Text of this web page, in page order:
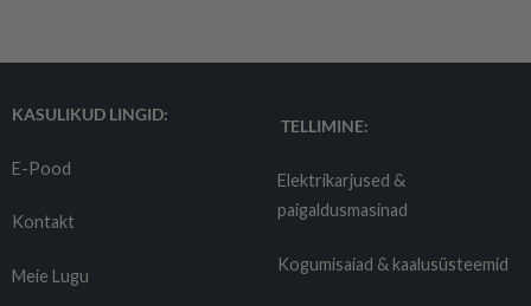
KASULIKUD LINGID:
E-Pood
Kontakt
Meie Lugu
TELLIMINE:
Elektrikarjused &
paigaldusmasinad
Kogumisaiad & kaalusüsteemid